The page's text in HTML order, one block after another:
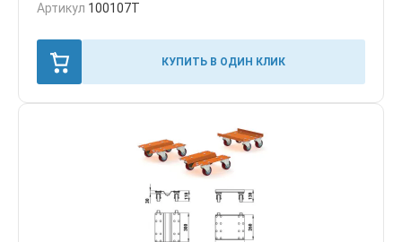
Артикул 100107T
КУПИТЬ В ОДИН КЛИК